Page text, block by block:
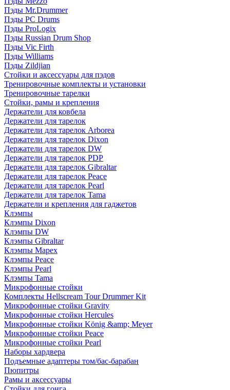
Пэды Mr.Drummer
Пэды PC Drums
Пэды ProLogix
Пэды Russian Drum Shop
Пэды Vic Firth
Пэды Williams
Пэды Zildjian
Стойки и аксессуары для пэдов
Тренировочные комплекты и установки
Тренировочные тарелки
Стойки, рамы и крепления
Держатели для ковбела
Держатели для тарелок
Держатели для тарелок Arborea
Держатели для тарелок Dixon
Держатели для тарелок DW
Держатели для тарелок PDP
Держатели для тарелок Gibraltar
Держатели для тарелок Peace
Держатели для тарелок Pearl
Держатели для тарелок Tama
Держатели и крепления для гаджетов
Клэмпы
Клэмпы Dixon
Клэмпы DW
Клэмпы Gibraltar
Клэмпы Mapex
Клэмпы Peace
Клэмпы Pearl
Клэмпы Tama
Микрофонные стойки
Комплекты Hellscream Tour Drummer Kit
Микрофонные стойки Gravity
Микрофонные стойки Hercules
Микрофонные стойки König &amp; Meyer
Микрофонные стойки Peace
Микрофонные стойки Pearl
Наборы хардвера
Подъемные адаптеры том/бас-барабан
Пюпитры
Рамы и аксессуары